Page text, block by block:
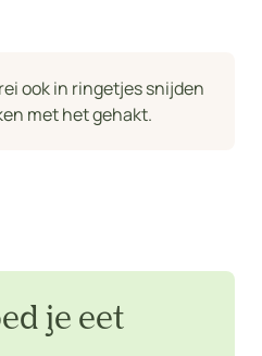
ook in ringetjes snijden
met het gehakt.
je eet